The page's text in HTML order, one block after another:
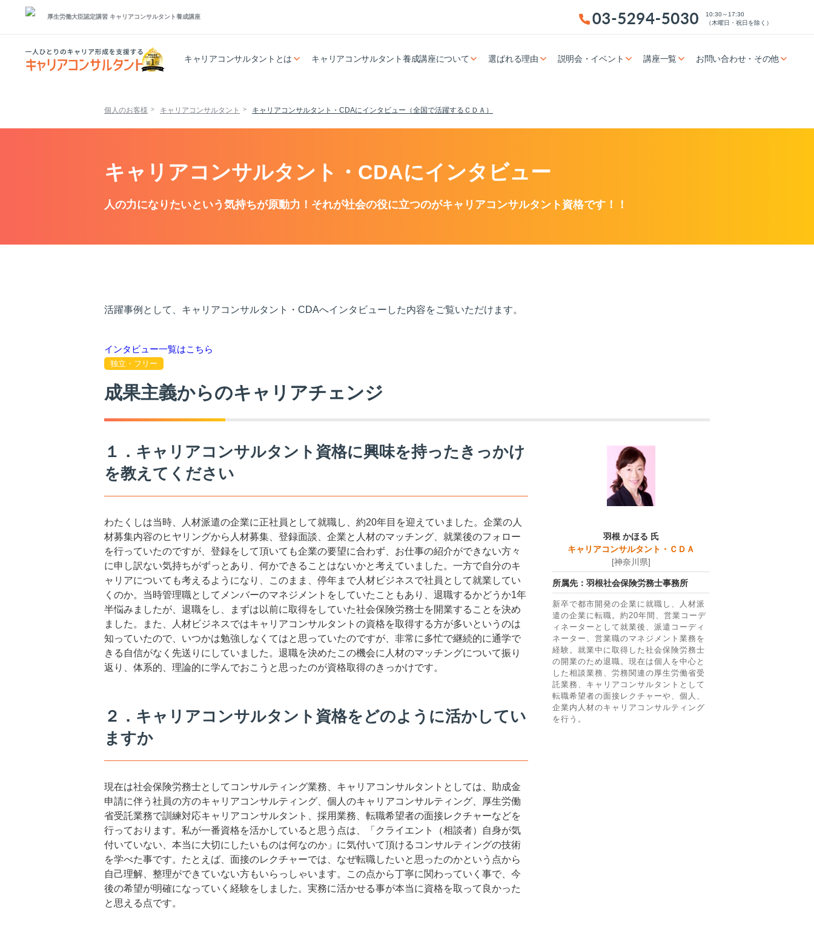
厚生労働大臣認定講習 キャリアコンサルタント養成講座
10:30～17:30
（木曜日・祝日を除く）
キャリアコンサルタントとは キャリアコンサルタント養成講座について 選ばれる理由 説明会・イベント 講座一覧 お問い合わせ・その他
個人のお客様 キャリアコンサルタント キャリアコンサルタント・CDAにインタビュー（全国で活躍するＣＤＡ）
キャリアコンサルタント・CDAにインタビュー
人の力になりたいという気持ちが原動力！それが社会の役に立つのがキャリアコンサルタント資格です！！
活躍事例として、キャリアコンサルタント・CDAへインタビューした内容をご覧いただけます。
インタビュー一覧はこちら
成果主義からのキャリアチェンジ
独立・フリー
羽根 かほる 氏
キャリアコンサルタント・ＣＤＡ
[神奈川県]
所属先：羽根社会保険労務士事務所
新卒で都市開発の企業に就職し、人材派
遣の企業に転職。約20年間、営業コーデ
ィネーターとして就業後、派遣コーディ
ネーター、営業職のマネジメント業務を
経験。就業中に取得した社会保険労務士
の開業のため退職。現在は個人を中心と
した相談業務、労務関連の厚生労働省受
託業務、キャリアコンサルタントとして
転職希望者の面接レクチャーや、個人、
企業内人材のキャリアコンサルティング
を行う。
１．キャリアコンサルタント資格に興味を持ったきっかけ
を教えてください
わたくしは当時、人材派遣の企業に正社員として就職し、約20年目を迎えていました。企業の人
材募集内容のヒヤリングから人材募集、登録面談、企業と人材のマッチング、就業後のフォロー
を行っていたのですが、登録をして頂いても企業の要望に合わず、お仕事の紹介ができない方々
に申し訳ない気持ちがずっとあり、何かできることはないかと考えていました。一方で自分のキ
ャリアについても考えるようになり、このまま、停年まで人材ビジネスで社員として就業してい
くのか。当時管理職としてメンバーのマネジメントをしていたこともあり、退職するかどうか1年
半悩みましたが、退職をし、まずは以前に取得をしていた社会保険労務士を開業することを決め
ました。また、人材ビジネスではキャリアコンサルタントの資格を取得する方が多いというのは
知っていたので、いつかは勉強しなくてはと思っていたのですが、非常に多忙で継続的に通学で
きる自信がなく先送りにしていました。退職を決めたこの機会に人材のマッチングについて振り
返り、体系的、理論的に学んでおこうと思ったのが資格取得のきっかけです。
２．キャリアコンサルタント資格をどのように活かしてい
ますか
現在は社会保険労務士としてコンサルティング業務、キャリアコンサルタントとしては、助成金
申請に伴う社員の方のキャリアコンサルティング、個人のキャリアコンサルティング、厚生労働
省受託業務で訓練対応キャリアコンサルタント、採用業務、転職希望者の面接レクチャーなどを
行っております。私が一番資格を活かしていると思う点は、「クライエント（相談者）自身が気
付いていない、本当に大切にしたいものは何なのか」に気付いて頂けるコンサルティングの技術
を学べた事です。たとえば、面接のレクチャーでは、なぜ転職したいと思ったのかという点から
自己理解、整理ができていない方もいらっしゃいます。この点から丁寧に関わっていく事で、今
後の希望が明確になっていく経験をしました。実務に活かせる事が本当に資格を取って良かった
と思える点です。